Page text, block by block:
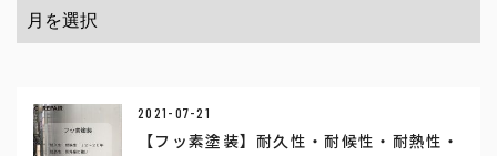
2021-07-21
【フッ素塗装】耐久性・耐候性・耐熱性・